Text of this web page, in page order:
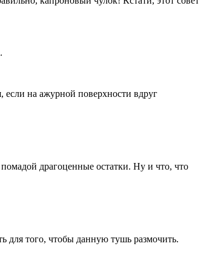
на ажурной поверхности вдруг
драгоценные остатки. Ну и что, что
для того, чтобы данную тушь размочить.